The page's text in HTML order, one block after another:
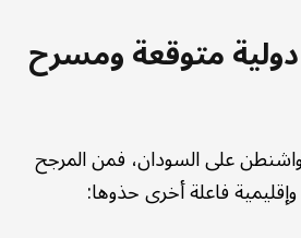
متوقعة ومسرح
على السودان، فمن المرجح
فاعلة أخرى حذوها: